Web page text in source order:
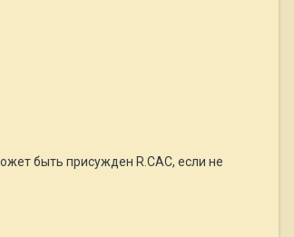
быть присужден R.CAC, если не